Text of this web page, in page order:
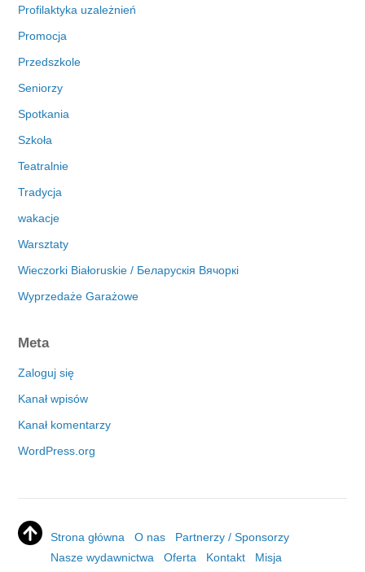
Profilaktyka uzależnień
Promocja
Przedszkole
Seniorzy
Spotkania
Szkoła
Teatralnie
Tradycja
wakacje
Warsztaty
Wieczorki Białoruskie / Беларускія Вячоркі
Wyprzedaże Garażowe
Meta
Zaloguj się
Kanał wpisów
Kanał komentarzy
WordPress.org
Strona główna O nas
Partnerzy / Sponsorzy
Nasze wydawnictwa
Oferta Kontakt
Misja